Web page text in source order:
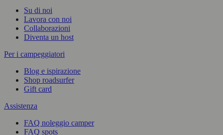
Su di noi
Lavora con noi
Collaborazioni
Diventa un host
Per i campeggiatori
Blog e ispirazione
Shop roadsurfer
Gift card
Assistenza
FAQ noleggio camper
FAQ spots